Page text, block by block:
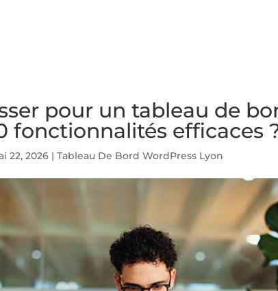
pour un tableau de
fonctionnalités efficaces
22, 2026 |Tableau De Bord WordPress Lyon